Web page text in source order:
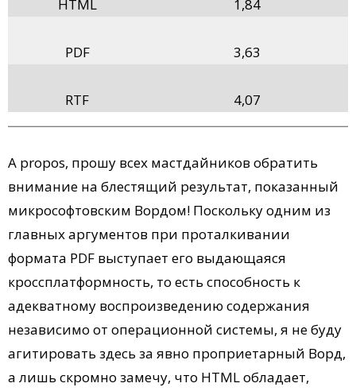
HTML 1,84
PDF 3,63
RTF 4,07
A propos, прошу всех мастдайников обратить
внимание на блестящий результат, показанный
микрософтовским Вордом! Поскольку одним из
главных аргументов при проталкивании
формата PDF выступает его выдающаяся
кроссплатформность, то есть способность к
адекватному воспроизведению содержания
независимо от операционной системы, я не буду
агитировать здесь за явно проприетарный Ворд,
а лишь скромно замечу, что HTML обладает,